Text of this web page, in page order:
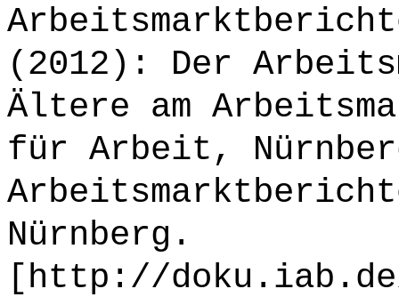
(2012): Der
Ältere am
für Arbeit,
Nürnberg.
[http://